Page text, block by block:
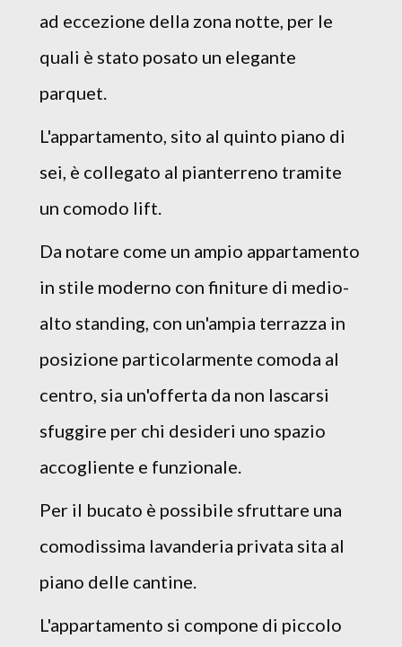
ad eccezione della zona notte, per le
quali è stato posato un elegante
parquet.
L'appartamento, sito al quinto piano di
sei, è collegato al pianterreno tramite
un comodo lift.
Da notare come un ampio appartamento
in stile moderno con finiture di medio-
alto standing, con un'ampia terrazza in
posizione particolarmente comoda al
centro, sia un'offerta da non lascarsi
sfuggire per chi desideri uno spazio
accogliente e funzionale.
Per il bucato è possibile sfruttare una
comodissima lavanderia privata sita al
piano delle cantine.
L'appartamento si compone di piccolo